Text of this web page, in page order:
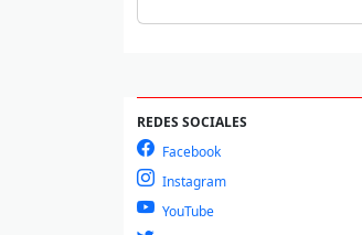
REDES SOCIALES
Facebook
Instagram
YouTube